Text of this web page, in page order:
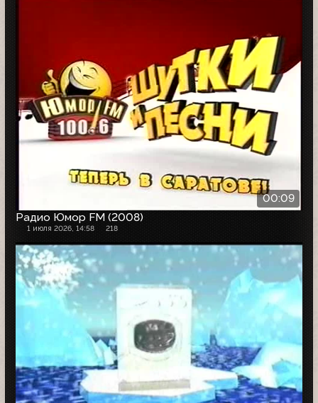
00:09
Радио Юмор FM (2008)
1 июля 2026, 14:58 218